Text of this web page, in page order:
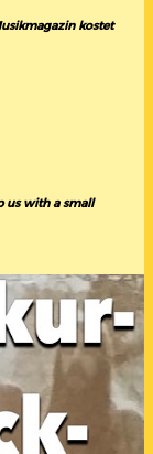
kostet
us with a small